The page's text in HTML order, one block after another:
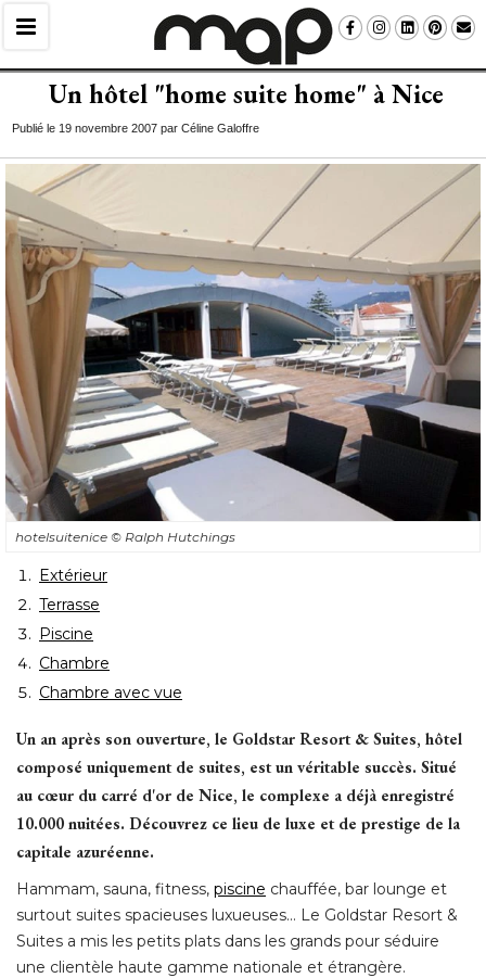
Un hôtel "home suite home" à Nice
Publié le 19 novembre 2007 par Céline Galoffre
hotelsuitenice © Ralph Hutchings
Extérieur
Terrasse
Piscine
Chambre
Chambre avec vue
Un an après son ouverture, le Goldstar Resort & Suites, hôtel
composé uniquement de suites, est un véritable succès. Situé
au cœur du carré d'or de Nice, le complexe a déjà enregistré
10.000 nuitées. Découvrez ce lieu de luxe et de prestige de la
capitale azuréenne.
Hammam, sauna, fitness, piscine chauffée, bar lounge et
surtout suites spacieuses luxueuses... Le Goldstar Resort &
Suites a mis les petits plats dans les grands pour séduire
une clientèle haute gamme nationale et étrangère.